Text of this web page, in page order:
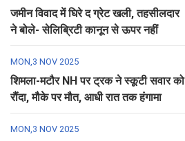
जमीन विवाद में घिरे द ग्रेट खली, तहसीलदार
ने बोले- सेलिब्रिटी कानून से ऊपर नहीं
MON,3 NOV 2025
शिमला-मटौर NH पर ट्रक ने स्कूटी सवार को
रौंदा, मौके पर मौत, आधी रात तक हंगामा
MON,3 NOV 2025